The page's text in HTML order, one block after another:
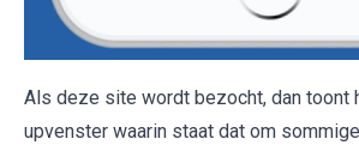
Als deze site wordt bezocht, dan toont
upvenster waarin staat dat om